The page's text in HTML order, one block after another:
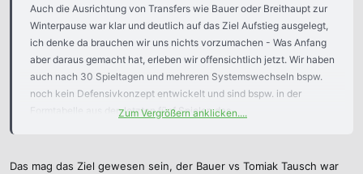
Auch die Ausrichtung von Transfers wie Bauer oder Breithaupt zur
Winterpause war klar und deutlich auf das Ziel Aufstieg ausgelegt,
ich denke da brauchen wir uns nichts vorzumachen - Was Anfang
aber daraus gemacht hat, erleben wir offensichtlich jetzt. Wir haben
auch nach 30 Spieltagen und mehreren Systemswechseln bspw.
noch kein Defensivkonzept entwickelt und sind bspw. in der
Formtabelle aus den letzten fünf Spielen das
Zum Vergrößern anklicken....
Das mag das Ziel gewesen sein, der Bauer vs Tomiak Tausch war